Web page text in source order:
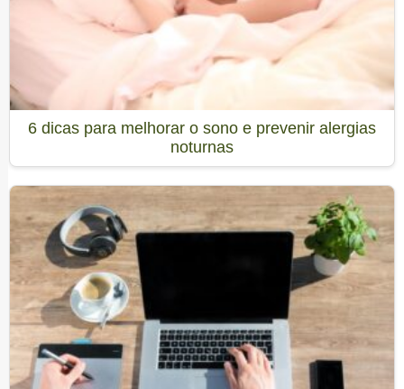
6 dicas para melhorar o sono e prevenir alergias
noturnas